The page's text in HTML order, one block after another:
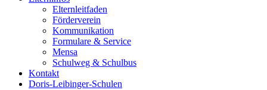
Elternleitfaden
Förderverein
Kommunikation
Formulare & Service
Mensa
Schulweg & Schulbus
Kontakt
Doris-Leibinger-Schulen